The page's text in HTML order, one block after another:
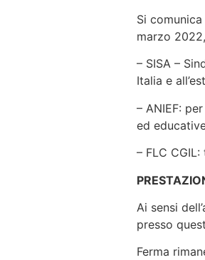
Si
marzo
– SISA –
Italia e
– ANIEF:
ed
– FLC
Ai sensi
presso
Ferma